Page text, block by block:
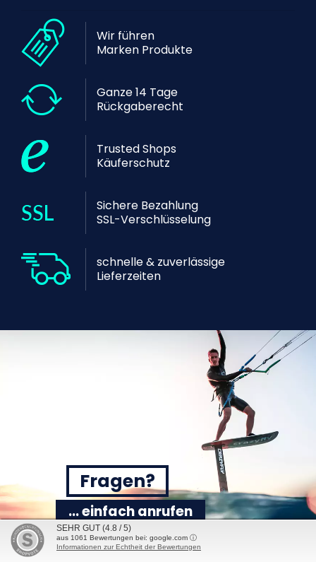
Wir führen
Marken Produkte
Ganze 14 Tage
Rückgaberecht
Trusted Shops
Käuferschutz
Sichere Bezahlung
SSL-Verschlüsselung
schnelle & zuverlässige
Lieferzeiten
Fragen?
... einfach anrufen
+43 676 950 12 88
SEHR GUT (4.8 / 5)
aus 1061 Bewertungen bei: google.com ⓘ
Informationen zur Echtheit der Bewertungen